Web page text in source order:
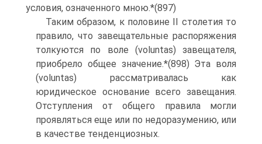
условия, означенного мною.*(897)
Таким образом, к половине II столетия то
правило, что завещательные распоряжения
толкуются по воле (voluntas) завещателя,
приобрело общее значение.*(898) Эта воля
(voluntas) рассматривалась как
юридическое основание всего завещания.
Отступления от общего правила могли
проявляться еще или по недоразумению, или
в качестве тенденциозных.